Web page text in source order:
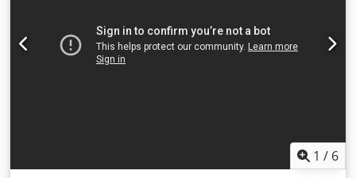
1 / 6